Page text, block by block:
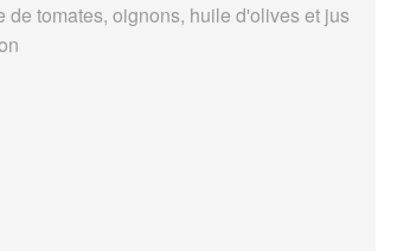
de tomates, oignons, huile d'olives et jus